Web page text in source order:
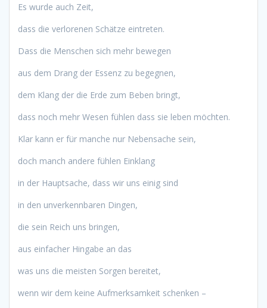
Es wurde auch Zeit,
dass die verlorenen Schätze eintreten.
Dass die Menschen sich mehr bewegen
aus dem Drang der Essenz zu begegnen,
dem Klang der die Erde zum Beben bringt,
dass noch mehr Wesen fühlen dass sie leben möchten.
Klar kann er für manche nur Nebensache sein,
doch manch andere fühlen Einklang
in der Hauptsache, dass wir uns einig sind
in den unverkennbaren Dingen,
die sein Reich uns bringen,
aus einfacher Hingabe an das
was uns die meisten Sorgen bereitet,
wenn wir dem keine Aufmerksamkeit schenken –